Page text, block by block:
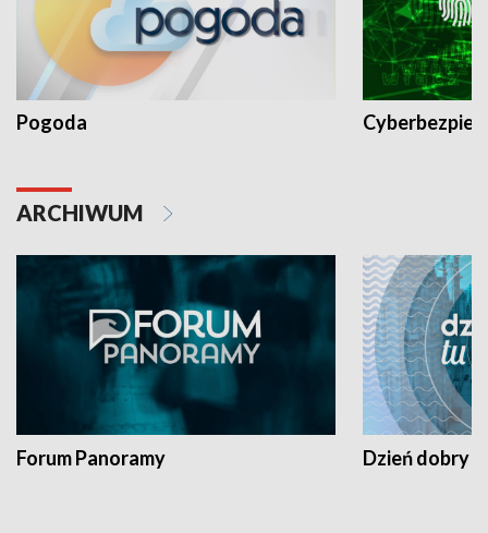
Pogoda
ARCHIWUM
Forum Panoramy Dzień dobry